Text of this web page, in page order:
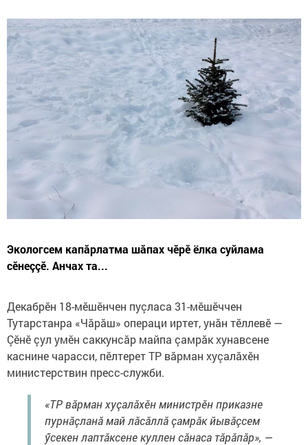
Экологсем капӑрлатма шӑпах чӗрӗ ёлка суйлама
сӗнеççӗ. Анчах та...
Декабрĕн 18-мĕшĕнчен пуçласа 31-мĕшĕччен
Тутарстанра «Чăрăш» операци иртет, унӑн тӗллевӗ —
Çӗнӗ çул умӗн саккунсӑр майпа çамрăк хунавсене
каснине чарасси, пĕлтерет ТР вӑрман хуçалӑхĕн
министерствин пресс-служби.
«ТР вӑрман хуçалӑхĕн министрӗн приказне
пурнăçланă май лӑсӑллӑ çамрăк йывăçсем
ӳсекен лаптӑксене куллен сăнаса тăрăпăр», —